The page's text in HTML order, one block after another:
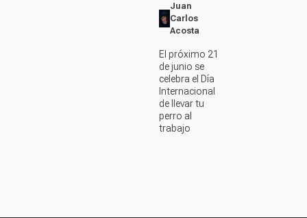
Juan
Carlos
Acosta
El próximo 21
de junio se
celebra el Día
Internacional
de llevar tu
perro al
trabajo